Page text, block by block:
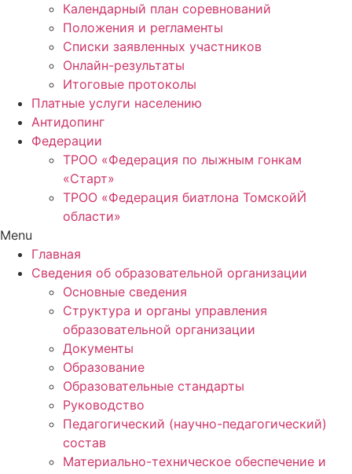
Календарный план соревнований
Положения и регламенты
Списки заявленных участников
Онлайн-результаты
Итоговые протоколы
Платные услуги населению
Антидопинг
Федерации
ТРОО «Федерация по лыжным гонкам
«Старт»
ТРОО «Федерация биатлона ТомскойЙ
области»
Menu
Главная
Сведения об образовательной организации
Основные сведения
Структура и органы управления
образовательной организации
Документы
Образование
Образовательные стандарты
Руководство
Педагогический (научно-педагогический)
состав
Материально-техническое обеспечение и